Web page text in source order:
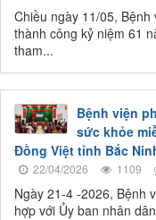
Chiều ngày 11/05,
thành công kỷ niệm 61
tham...
Bệnh viện
sức khỏe
Đồng Việt tỉnh Bắc
22/04/2026 1109
Ngày 21-4 -2026, Bệnh
hợp với Ủy ban nhân